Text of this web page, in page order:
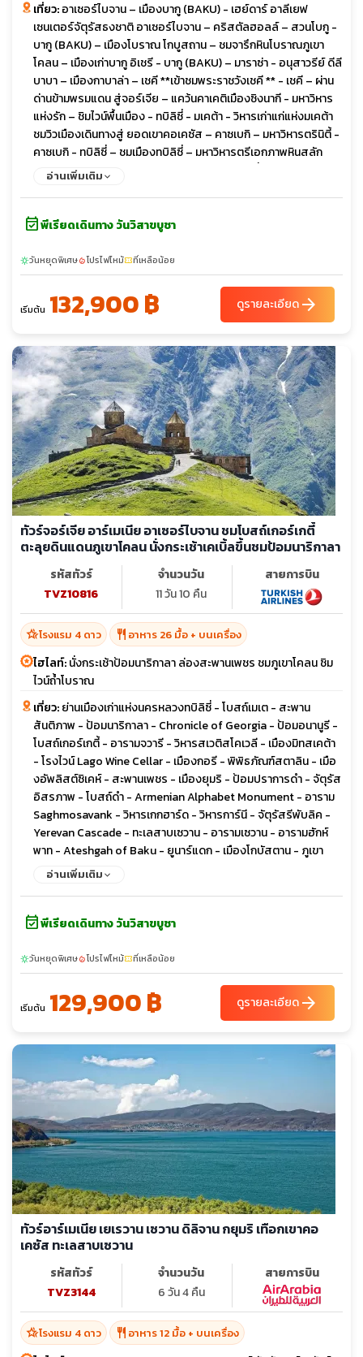
เที่ยว:อาเซอร์ไบจาน – เมืองบากู (BAKU) - เฮย์ดาร์ อาลีเยฟ
เซนเตอร์จัตุรัสธงชาติ อาเซอร์ไบจาน – คริสตัลฮอลล์ – สวนโบกู -
บากู (BAKU) – เมืองโบราณ โกบูสถาน – ชมจารึกหินโบราณภูเขา
โคลน – เมืองเก่าบากู อิเชรี - บากู (BAKU) – มาราซ่า - อนุสาวรีย์ ดีลี
บาบา – เมืองกาบาล่า – เชคี **เข้าชมพระราชวังเชคี ** - เชคี – ผ่าน
ด่านข้ามพรมแดน สู่จอร์เจีย – แคว้นคาเคติเมืองซิงนากี - มหาวิหาร
แห่งรัก – ชิมไวน์พื้นเมือง - ทบิลิซี่ - มเคต้า - วิหารเก่าแก่แห่งมเคต้า
ชมวิวเมืองเดินทางสู่ ยอดเขาคอเคซัส – คาซเบกิ – มหาวิหารตรินิตี้ -
คาซเบกิ - ทบิลิซี่ – ชมเมืองทบิลิซี่ – มหาวิหารตรีเอกภาพหินสลัก
จอร์เจียน - สะพานสันติภาพ – ชมวิวเมือง - ทบิลิซี่ – เมืองโบราณ
รามฮักพัท – เมืองดิลิจัน (The Little Switzerland) - ดิลิจัน – แคว้น
(SEVANAVANK) - เมืองน้ำแร่เจอร์มุก - คันซอเรฟท์ - กระเช้าไฟฟ้า
ทาเทฟ (ยาวที่สุดในโลก)มหาวิหารทาเทฟกลางหุบเขา – โนราแวงค์ -
เยเรวาน - เมืองเอชมีอัดซิน – มหาวิหารซวาร์ตโนทส์ชมเมืองเยเรวาน
- เดอะคาสเคส - น้ำพุเต้นระบำ
อ่านเพิ่มเติม
event_availableพีเรียดเดินทาง วันวิสาขบูชา
sunnyวันหยุดพิเศษlocal_fire_departmentโปรไฟไหม้confirmation_numberที่เหลือน้อย
เริ่มต้น 132,900 ฿ ดูรายละเอียดarrow_forward
ทัวร์จอร์เจีย อาร์เมเนีย อาเซอร์ไบจาน ชมโบสถ์เกอร์เกตี้
ตะลุยดินแดนภูเขาโคลน นั่งกระเช้าเคเบิ้ลขึ้นชมป้อมนาริกาลา
รหัสทัวร์
TVZ10816
จำนวนวัน
11 วัน 10 คืน
สายการบิน
hotel_classโรงแรม 4 ดาว restaurant อาหาร 26 มื้อ + บนเครื่อง
ไฮไลท์:นั่งกระเช้าป้อมนาริกาลา ล่องสะพานเพชร ชมภูเขาโคลน ชิม
ไวน์ถ้ำโบราณ
เที่ยว:ย่านเมืองเก่าแห่งนครหลวงทบิลิซี่ - โบสถ์เมเต - สะพาน
สันติภาพ - ป้อมนาริกาลา - Chronicle of Georgia - ป้อมอนานูรี -
โบสถ์เกอร์เกตี้ - อารามจวารี - วิหารสเวติสโคเวลี - เมืองมิทสเคต้า
- โรงไวน์ Lago Wine Cellar - เมืองกอรี - พิพิธภัณฑ์สตาลิน - เมือ
งอัพลิสต์ซิเคห์ - สะพานเพชร - เมืองยุมริ - ป้อมปราการดำ - จัตุรัส
อิสรภาพ - โบสถ์ดำ - Armenian Alphabet Monument - อาราม
Saghmosavank - วิหารเกกฮาร์ด - วิหารการ์นี - จัตุรัสรีพับลิค -
Yerevan Cascade - ทะเลสาบเซวาน - อารามเซวาน - อารามฮักห์
พาท - Ateshgah of Baku - ยูนาร์แดก - เมืองโกบัสตาน - ภูเขา
โคลน - เมืองเก่าบากู - พระราชวังแห่งราชวงศ์เชอร์วาน - คาราวาน
อ่านเพิ่มเติม
event_availableพีเรียดเดินทาง วันวิสาขบูชา
sunnyวันหยุดพิเศษlocal_fire_departmentโปรไฟไหม้confirmation_numberที่เหลือน้อย
เริ่มต้น 129,900 ฿ ดูรายละเอียดarrow_forward
ทัวร์อาร์เมเนีย เยเรวาน เซวาน ดิลิจาน กยุมริ เทือกเขาคอ
เคซัส ทะเลสาบเซวาน
รหัสทัวร์
TVZ3144
จำนวนวัน
6 วัน 4 คืน
สายการบิน
hotel_classโรงแรม 4 ดาว restaurant อาหาร 12 มื้อ + บนเครื่อง